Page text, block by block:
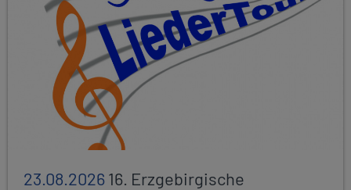
23.08.202616. Erzgebirgische